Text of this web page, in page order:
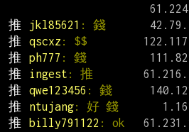
推
jkl85621 : 錢
推
qscxz : $$
推
ph777 : 錢
推
ingest : 推
推
qwe123456 : 錢
推
ntujang: 好 錢
推
billy791122 : ok